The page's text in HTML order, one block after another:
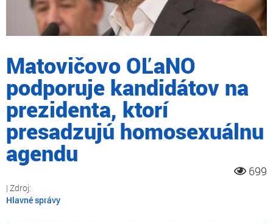
Matovičovo OĽaNO
podporuje kandidátov na
prezidenta, ktorí
presadzujú homosexuálnu
agendu
699
Hlavné správy